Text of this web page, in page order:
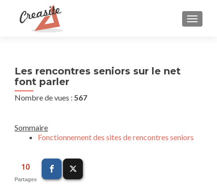
Les rencontres seniors sur le net
font parler
Nombre de vues : 567
Sommaire
Fonctionnement des sites de rencontres seniors
10
Partages